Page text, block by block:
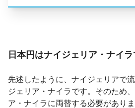
日本円はナイジェリア・ナイ
先述したように、ナイジェリアで
ジェリア・ナイラです。そのため
ア・ナイラに両替する必要がありま